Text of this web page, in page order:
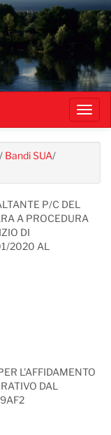
/ Bandi SUA/
P/C DEL
A PROCEDURA
DI
2020 AL
L'AFFIDAMENTO
DAL